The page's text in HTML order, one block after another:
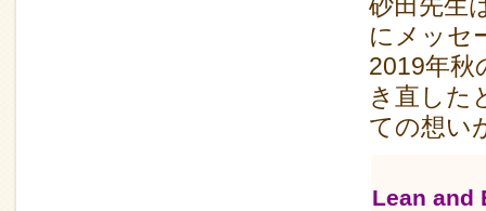
にメッセ
2019年秋
き直した
ての想い
Lean and